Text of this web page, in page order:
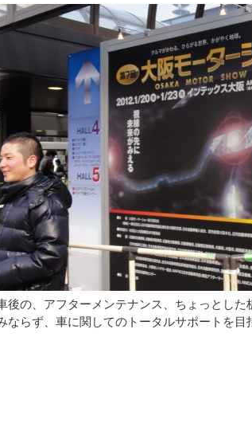
後の、アフターメンテナンス、ちょっとした
ならず、車に関してのトータルサポートを目